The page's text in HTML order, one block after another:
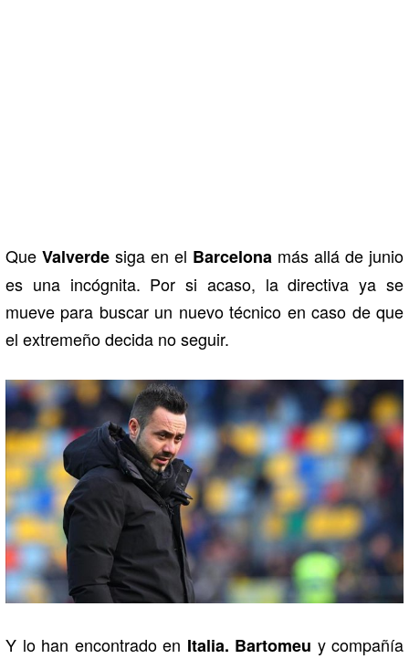
Que Valverde siga en el Barcelona más allá de junio
es una incógnita. Por si acaso, la directiva ya se
mueve para buscar un nuevo técnico en caso de que
el extremeño decida no seguir.
Y lo han encontrado en Italia. Bartomeu y compañía